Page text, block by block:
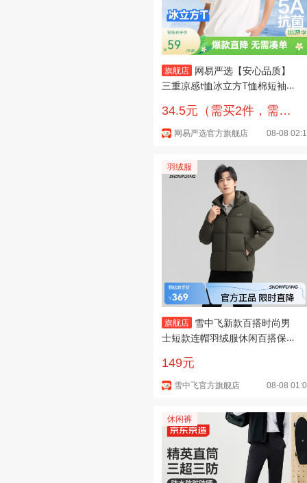
旗舰店
网易严选【安心品质】
三重凉感t恤冰立方T恤棉短袖小
白色 XL （女生建议拍小一码）
34.5元（需买2件，需用
网易严选官方旗舰店 08-08
羽绒服
旗舰店
雪中飞新款百搭时尚男
士短款连帽羽绒服休闲百搭保暖
180/96A
149元
雪中飞官方旗舰店 08-08
休闲裤